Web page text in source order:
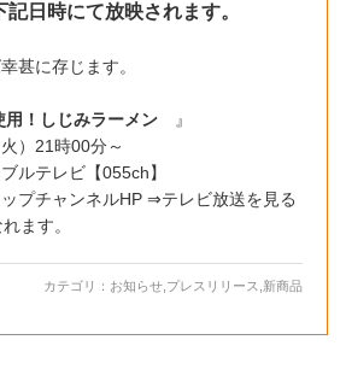
記日時にて放映されます。
甚に存じます。
用！しじみラーメン 』
）21時00分～
ルテレビ【055ch】
プチャンネルHP ⇒テレビ放送を見る
ます。
カテゴリ： お知らせ プレスリリース 新商品